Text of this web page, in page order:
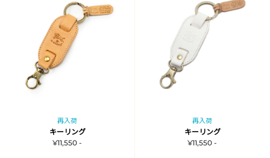
再入荷
キーリング
¥11,550 -
再入荷
キーリング
¥11,550 -